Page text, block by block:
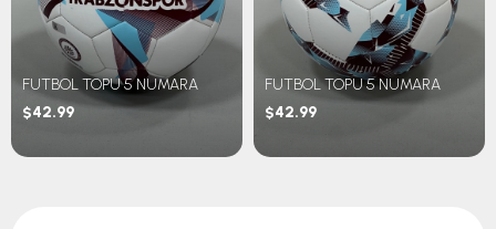
FUTBOL TOPU 5 NUMARA
$42.99
FUTBOL TOPU 5 NUMARA
$42.99